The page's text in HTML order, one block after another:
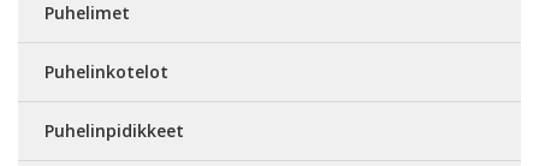
Puhelimet
Puhelinkotelot
Puhelinpidikkeet